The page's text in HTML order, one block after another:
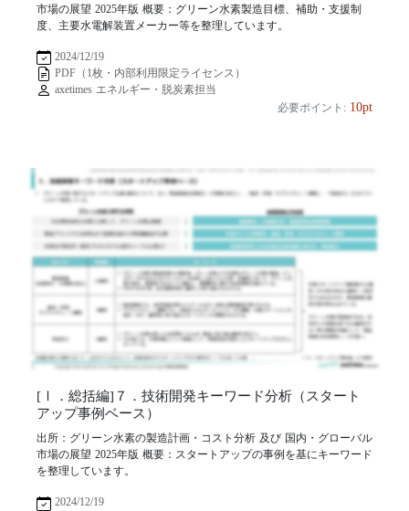
市場の展望 2025年版 概要：グリーン水素製造目標、補助・支援制
度、主要水電解装置メーカー等を整理しています。
2024/12/19
PDF（1枚・内部利用限定ライセンス）
axetimes エネルギー・脱炭素担当
必要ポイント: 10pt
[Ⅰ．総括編]７．技術開発キーワード分析（スタート
アップ事例ベース）
出所：グリーン水素の製造計画・コスト分析 及び 国内・グローバル
市場の展望 2025年版 概要：スタートアップの事例を基にキーワード
を整理しています。
2024/12/19